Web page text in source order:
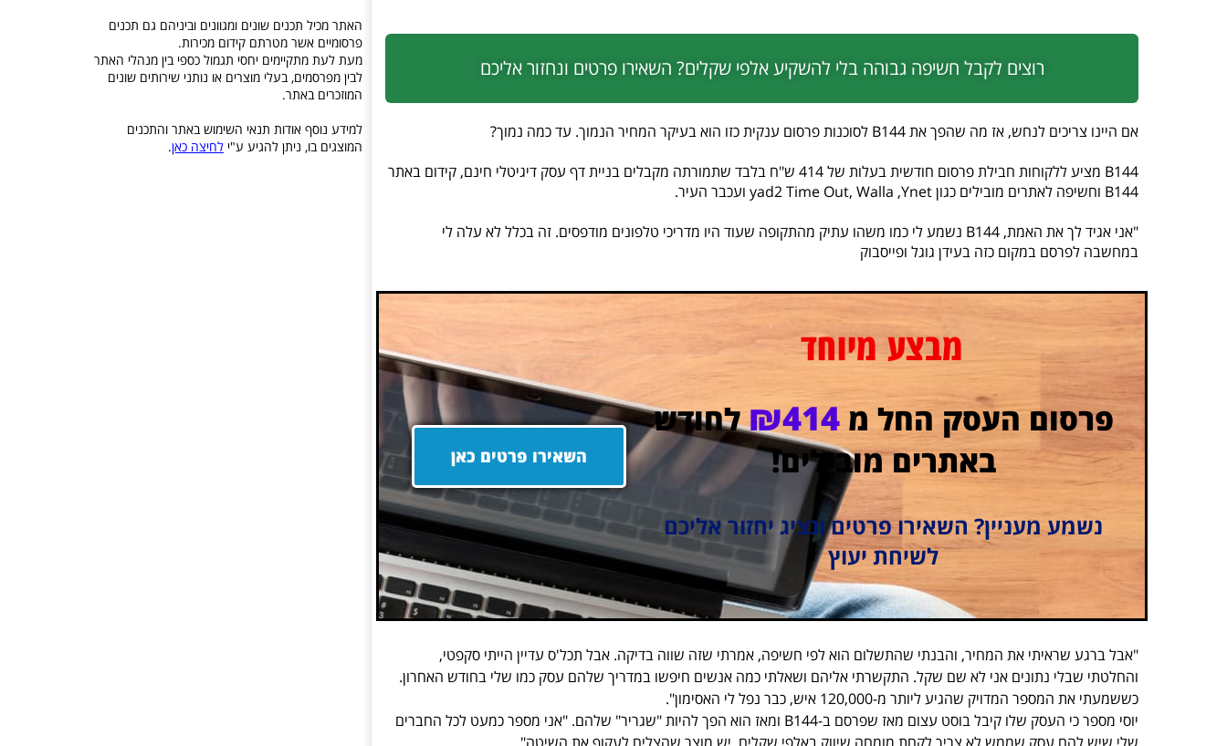
רוצים לקבל חשיפה גבוהה בלי להשקיע אלפי שקלים? השאירו פרטים ונחזור אליכם
אם היינו צריכים לנחש, אז מה שהפך את B144 לסוכנות פרסום ענקית כזו הוא בעיקר המחיר הנמוך. עד כמה נמוך?
B144 מציע ללקוחות חבילת פרסום חודשית בעלות של 414 ש"ח בלבד שתמורתה מקבלים בניית דף עסק דיגיטלי חינם, קידום באתר
B144 וחשיפה לאתרים מובילים כגון yad2 Time Out, Walla ,Ynet ועכבר העיר.
"אני אגיד לך את האמת, B144 נשמע לי כמו משהו עתיק מהתקופה שעוד היו מדריכי טלפונים מודפסים. זה בכלל לא עלה לי
במחשבה לפרסם במקום כזה בעידן גוגל ופייסבוק
מבצע מיוחד
פרסום העסק החל מ ₪414 לחודש
באתרים מובילים!
נשמע מעניין? השאירו פרטים ונציג יחזור אליכם
לשיחת יעוץ
השאירו פרטים כאן
"אבל ברגע שראיתי את המחיר, והבנתי שהתשלום הוא לפי חשיפה, אמרתי שזה שווה בדיקה. אבל תכל'ס עדיין הייתי סקפטי,
והחלטתי שבלי נתונים אני לא שם שקל. התקשרתי אליהם ושאלתי כמה אנשים חיפשו במדריך שלהם עסק כמו שלי בחודש האחרון.
כששמעתי את המספר המדויק שהגיע ליותר מ-120,000 איש, כבר נפל לי האסימון".
יוסי מספר כי העסק שלו קיבל בוסט עצום מאז שפרסם ב-B144 ומאז הוא הפך להיות "שגריר" שלהם. "אני מספר כמעט לכל החברים
האתר מכיל תכנים שונים ומגוונים וביניהם גם תכנים
פרסומיים אשר מטרתם קידום מכירות.
מעת לעת מתקיימים יחסי תגמול כספי בין מנהלי האתר
לבין מפרסמים, בעלי מוצרים או נותני שירותים שונים
המוזכרים באתר.
למידע נוסף אודות תנאי השימוש באתר והתכנים
המוצגים בו, ניתן להגיע ע"י לחיצה כאן.